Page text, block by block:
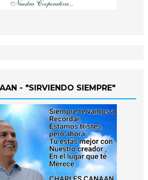
- "SIRVIENDO SIEMPRE"